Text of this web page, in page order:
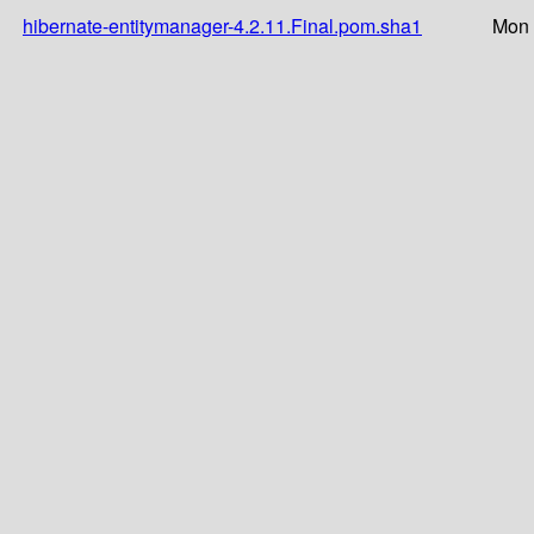
hibernate-entitymanager-4.2.11.Final.pom.sha1